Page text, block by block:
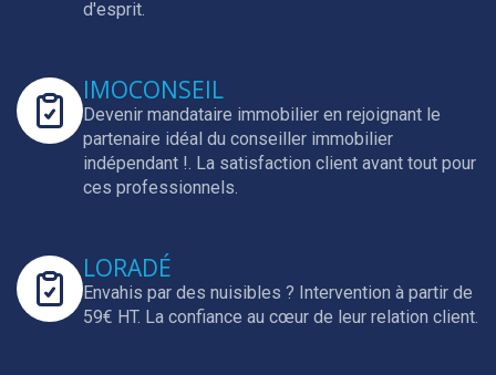
d'esprit.
IMOCONSEIL
Devenir mandataire immobilier en rejoignant le
partenaire idéal du conseiller immobilier
indépendant !. La satisfaction client avant tout pour
ces professionnels.
LORADÉ
Envahis par des nuisibles ? Intervention à partir de
59€ HT. La confiance au cœur de leur relation client.